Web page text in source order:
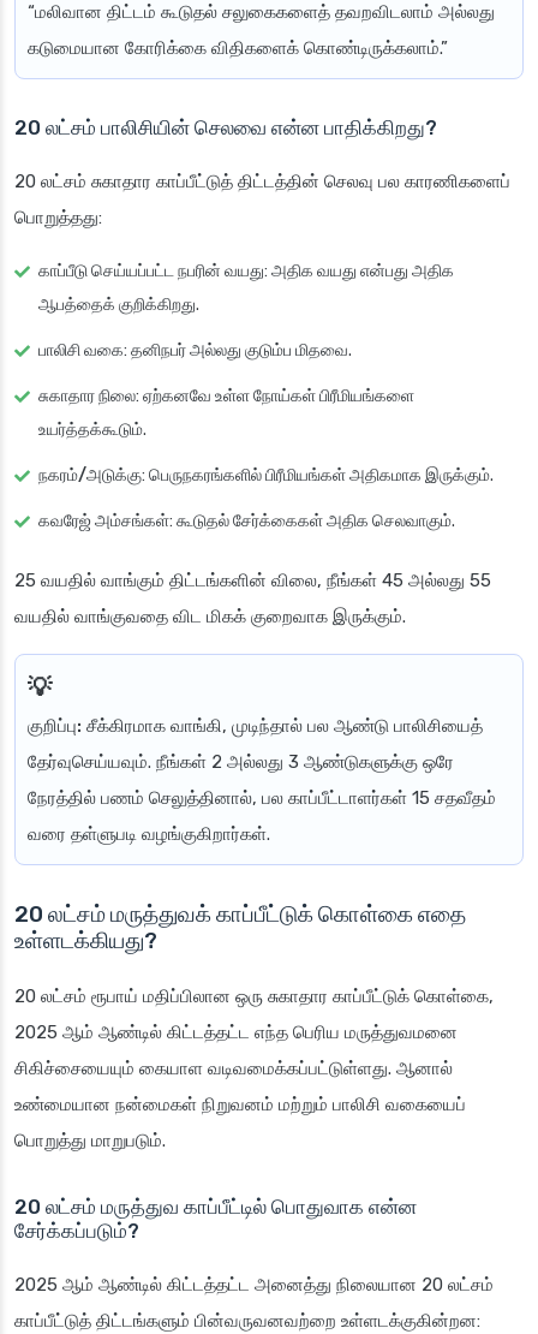
“மலிவான திட்டம் கூடுதல் சலுகைகளைத் தவறவிடலாம் அல்லது
கடுமையான கோரிக்கை விதிகளைக் கொண்டிருக்கலாம்.”
20 லட்சம் பாலிசியின் செலவை என்ன பாதிக்கிறது?
20 லட்சம் சுகாதார காப்பீட்டுத் திட்டத்தின் செலவு பல காரணிகளைப்
பொறுத்தது:
காப்பீடு செய்யப்பட்ட நபரின் வயது: அதிக வயது என்பது அதிக
ஆபத்தைக் குறிக்கிறது.
பாலிசி வகை: தனிநபர் அல்லது குடும்ப மிதவை.
சுகாதார நிலை: ஏற்கனவே உள்ள நோய்கள் பிரீமியங்களை
உயர்த்தக்கூடும்.
நகரம்/அடுக்கு: பெருநகரங்களில் பிரீமியங்கள் அதிகமாக இருக்கும்.
கவரேஜ் அம்சங்கள்: கூடுதல் சேர்க்கைகள் அதிக செலவாகும்.
25 வயதில் வாங்கும் திட்டங்களின் விலை, நீங்கள் 45 அல்லது 55
வயதில் வாங்குவதை விட மிகக் குறைவாக இருக்கும்.
குறிப்பு: சீக்கிரமாக வாங்கி, முடிந்தால் பல ஆண்டு பாலிசியைத்
தேர்வுசெய்யவும். நீங்கள் 2 அல்லது 3 ஆண்டுகளுக்கு ஒரே
நேரத்தில் பணம் செலுத்தினால், பல காப்பீட்டாளர்கள் 15 சதவீதம்
வரை தள்ளுபடி வழங்குகிறார்கள்.
20 லட்சம் மருத்துவக் காப்பீட்டுக் கொள்கை எதை
உள்ளடக்கியது?
20 லட்சம் ரூபாய் மதிப்பிலான ஒரு சுகாதார காப்பீட்டுக் கொள்கை,
2025 ஆம் ஆண்டில் கிட்டத்தட்ட எந்த பெரிய மருத்துவமனை
சிகிச்சையையும் கையாள வடிவமைக்கப்பட்டுள்ளது. ஆனால்
உண்மையான நன்மைகள் நிறுவனம் மற்றும் பாலிசி வகையைப்
பொறுத்து மாறுபடும்.
20 லட்சம் மருத்துவ காப்பீட்டில் பொதுவாக என்ன
சேர்க்கப்படும்?
2025 ஆம் ஆண்டில் கிட்டத்தட்ட அனைத்து நிலையான 20 லட்சம்
காப்பீட்டுத் திட்டங்களும் பின்வருவனவற்றை உள்ளடக்குகின்றன: